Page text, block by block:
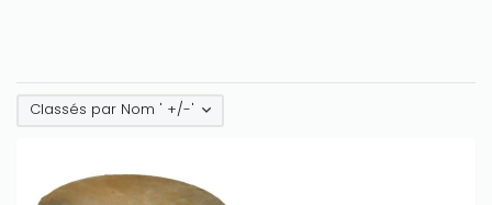
Classés par Nom ' +/-'